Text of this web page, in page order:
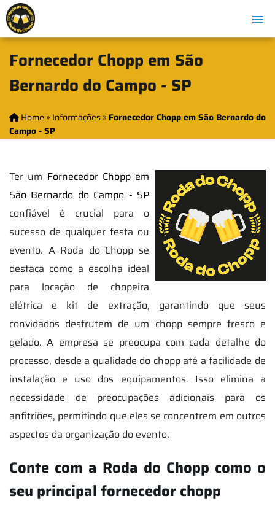
Fornecedor Chopp em São
Bernardo do Campo - SP
Home » Informações» Fornecedor Chopp em São Bernardo do
Campo - SP
Ter um Fornecedor Chopp em
São Bernardo do Campo - SP
confiável é crucial para o
sucesso de qualquer festa ou
evento. A Roda do Chopp se
destaca como a escolha ideal
para locação de chopeira
elétrica e kit de extração, garantindo que seus
convidados desfrutem de um chopp sempre fresco e
gelado. A empresa se preocupa com cada detalhe do
processo, desde a qualidade do chopp até a facilidade de
instalação e uso dos equipamentos. Isso elimina a
necessidade de preocupações adicionais para os
anfitriões, permitindo que eles se concentrem em outros
aspectos da organização do evento.
Conte com a Roda do Chopp como o
seu principal fornecedor chopp